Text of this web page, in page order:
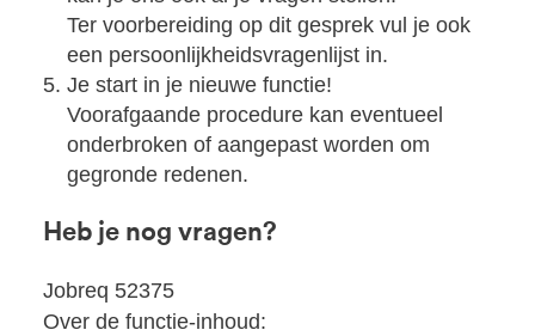
Ter voorbereiding op dit gesprek vul je ook
een persoonlijkheidsvragenlijst in.
Je start in je nieuwe functie!
Voorafgaande procedure kan eventueel
onderbroken of aangepast worden om
gegronde redenen.
Heb je nog vragen?
Jobreq 52375
Over de functie-inhoud: